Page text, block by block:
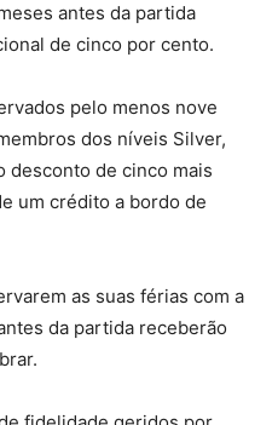
antes da partida
de cinco por cento.
pelo menos nove
dos níveis Silver,
desconto de cinco mais
um crédito a bordo de
as suas férias com a
da partida receberão